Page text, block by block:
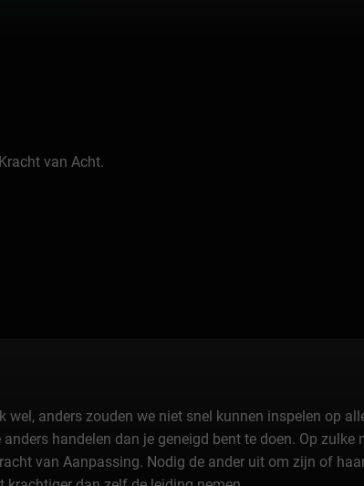
van Acht.
anders zouden we niet snel kunnen inspelen op
handelen dan je geneigd bent te doen. Op zulke
van Aanpassing. Nodig de ander uit om zijn of